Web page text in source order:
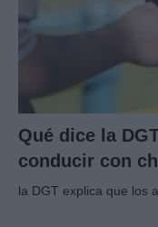
Qué dice la
conducir con
la DGT explica que los